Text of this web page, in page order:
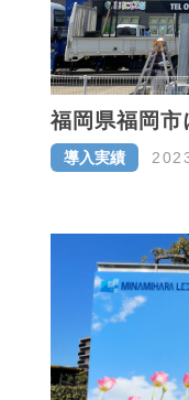
福岡県福岡
導入実績